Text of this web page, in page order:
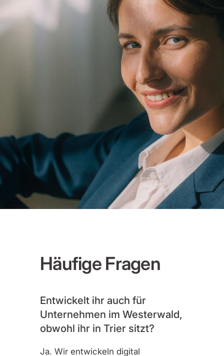
Häufige Fragen
Entwickelt ihr auch für
Unternehmen im Westerwald,
obwohl ihr in Trier sitzt?
Ja. Wir entwickeln digital